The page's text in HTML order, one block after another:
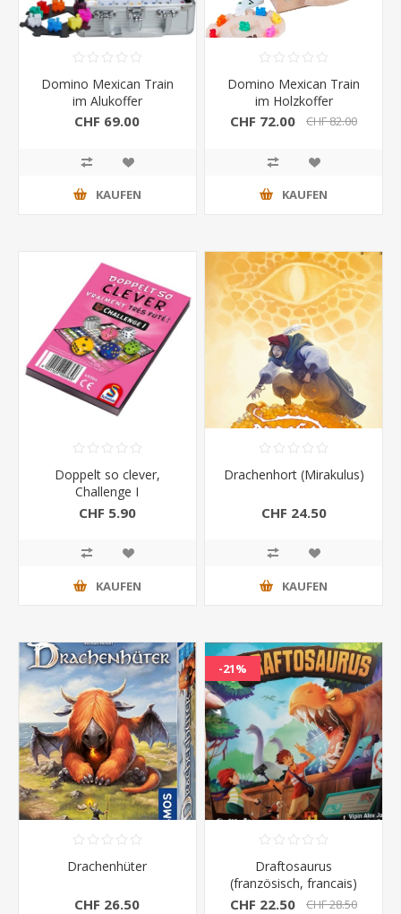
Domino Mexican Train
im Alukoffer
CHF 69.00
KAUFEN
Domino Mexican Train
im Holzkoffer
CHF 72.00 CHF 82.00
KAUFEN
Doppelt so clever,
Challenge I
CHF 5.90
KAUFEN
Drachenhort (Mirakulus)
CHF 24.50
KAUFEN
Drachenhüter
CHF 26.50
-21%
Draftosaurus
(französisch, francais)
CHF 22.50 CHF 28.50